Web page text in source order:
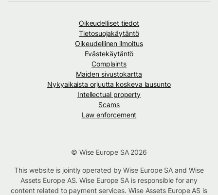
Oikeudelliset tiedot
Tietosuojakäytäntö
Oikeudellinen ilmoitus
Evästekäytäntö
Complaints
Maiden sivustokartta
Nykyaikaista orjuutta koskeva lausunto
Intellectual property
Scams
Law enforcement
© Wise Europe SA 2026
This website is jointly operated by Wise Europe SA and Wise
Assets Europe AS. Wise Europe SA is responsible for any
content related to payment services. Wise Assets Europe AS is